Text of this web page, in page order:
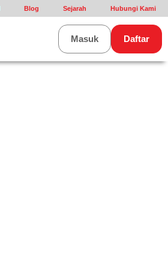
Blog Sejarah Hubungi Kami
Daftar
Masuk